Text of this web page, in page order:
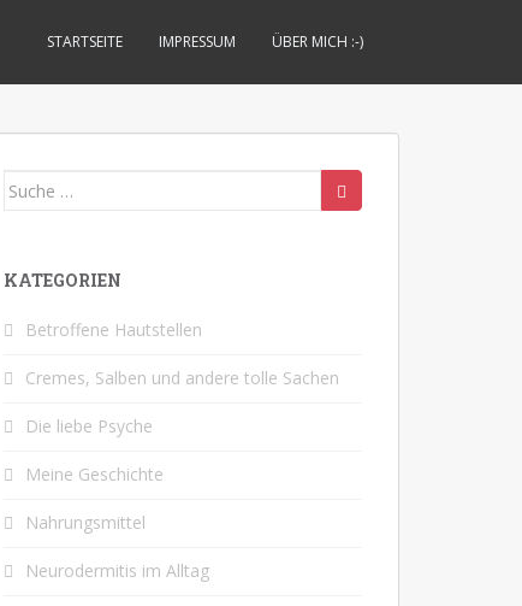
STARTSEITE IMPRESSUM ÜBER MICH :-)
Suche
KATEGORIEN
Betroffene Hautstellen
Cremes, Salben und andere tolle Sachen
Die liebe Psyche
Meine Geschichte
Nahrungsmittel
Neurodermitis im Alltag